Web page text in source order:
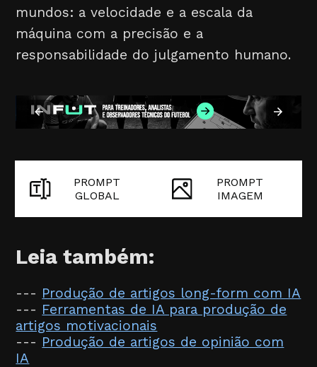
mundos: a velocidade e a escala da
máquina com a precisão e a
responsabilidade do julgamento humano.
PROMPT
GLOBAL
PROMPT
IMAGEM
Leia também:
--- Produção de artigos long-form com IA
--- Ferramentas de IA para produção de
artigos motivacionais
--- Produção de artigos de opinião com
IA